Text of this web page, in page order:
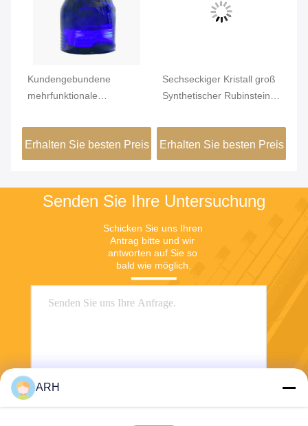
Kundengebundene
mehrfunktionale
Boule Blue Color
Erhalten Sie besten Preis
Sechseckiger Kristall groß
Synthetischer Rubinstein
Verwendung
Erhalten Sie besten Preis
Senden Sie Ihre Untersuchung
Schicken Sie uns Ihren
Antrag bitte und wir
antworten auf Sie so
bald wie möglich.
ARH